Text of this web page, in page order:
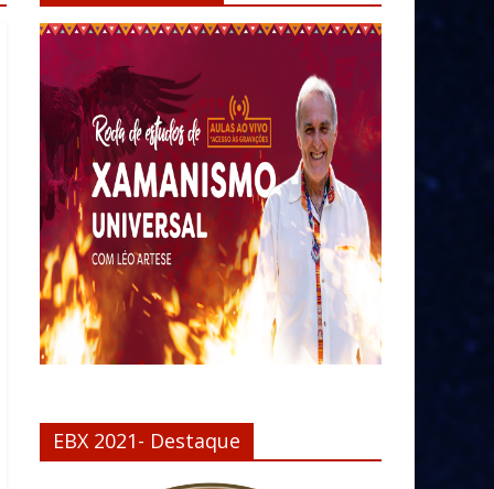
EBX 2021- Destaque